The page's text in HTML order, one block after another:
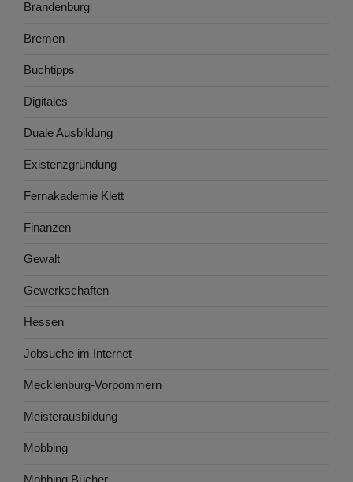
Brandenburg
Bremen
Buchtipps
Digitales
Duale Ausbildung
Existenzgründung
Fernakademie Klett
Finanzen
Gewalt
Gewerkschaften
Hessen
Jobsuche im Internet
Mecklenburg-Vorpommern
Meisterausbildung
Mobbing